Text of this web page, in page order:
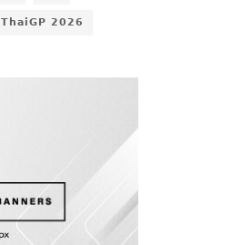
𝗧𝗵𝗮𝗶𝗚𝗣 𝟮𝟬𝟮𝟲